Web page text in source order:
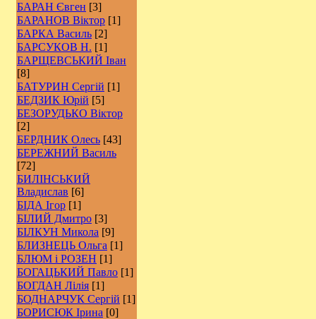
БАРАН Євген [3]
БАРАНОВ Віктор [1]
БАРКА Василь [2]
БАРСУКОВ Н. [1]
БАРЩЕВСЬКИЙ Іван
[8]
БАТУРИН Сергій [1]
БЕДЗИК Юрій [5]
БЕЗОРУДЬКО Віктор
[2]
БЕРДНИК Олесь [43]
БЕРЕЖНИЙ Василь
[72]
БИЛІНСЬКИЙ
Владислав [6]
БІДА Ігор [1]
БІЛИЙ Дмитро [3]
БІЛКУН Микола [9]
БЛИЗНЕЦЬ Ольга [1]
БЛЮМ і РОЗЕН [1]
БОГАЦЬКИЙ Павло [1]
БОГДАН Лілія [1]
БОДНАРЧУК Сергій [1]
БОРИСЮК Ірина [0]